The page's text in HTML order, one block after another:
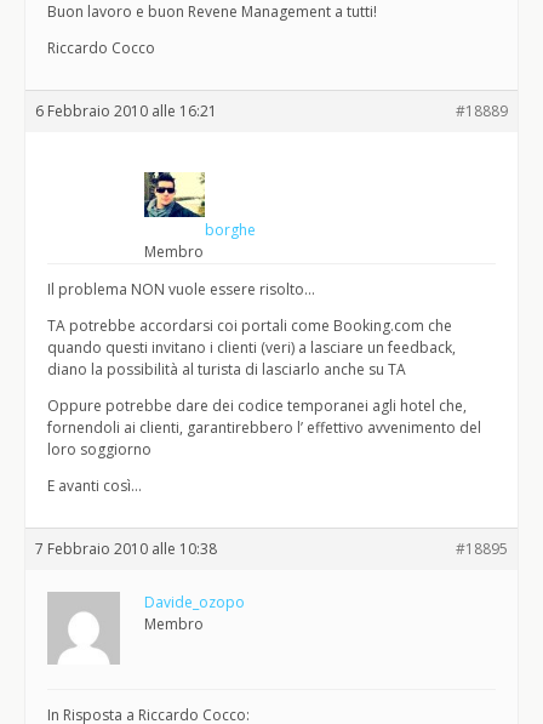
Buon lavoro e buon Revene Management a tutti!
Riccardo Cocco
6 Febbraio 2010 alle 16:21 #18889
borghe
Membro
Il problema NON vuole essere risolto…
TA potrebbe accordarsi coi portali come Booking.com che
quando questi invitano i clienti (veri) a lasciare un feedback,
diano la possibilità al turista di lasciarlo anche su TA
Oppure potrebbe dare dei codice temporanei agli hotel che,
fornendoli ai clienti, garantirebbero l’ effettivo avvenimento del
loro soggiorno
E avanti così…
7 Febbraio 2010 alle 10:38 #18895
Davide_ozopo
Membro
In Risposta a Riccardo Cocco: